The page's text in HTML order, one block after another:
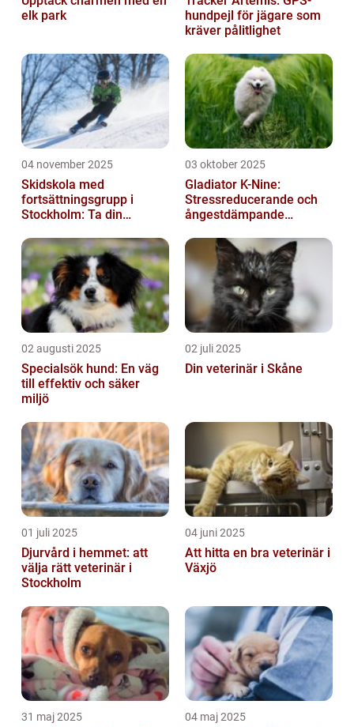
elk park
hundpejl för jägare som
kräver pålitlighet
04 november 2025
Skidskola med
fortsättningsgrupp i
Stockholm: Ta din
03 oktober 2025
Gladiator K-Nine:
Stressreducerande och
ångestdämpande
02 augusti 2025
Specialsök hund: En väg
till effektiv och säker
miljö
02 juli 2025
Din veterinär i Skåne
01 juli 2025
Djurvård i hemmet: att
välja rätt veterinär i
Stockholm
04 juni 2025
Att hitta en bra veterinär i
Växjö
31 maj 2025 04 maj 2025